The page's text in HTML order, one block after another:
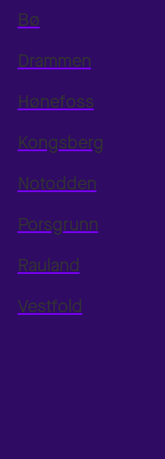
Bø
Drammen
Hønefoss
Kongsberg
Notodden
Porsgrunn
Rauland
Vestfold